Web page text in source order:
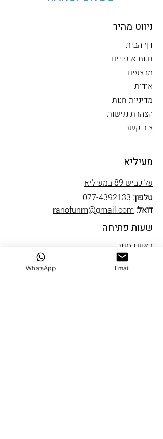
ניווט מהיר
דף הבית
חנות אופניים
מבצעים
אודות
מדיניות חנות
הצהרת נגישות
צור קשר
מעיליא
על כביש 89 במעיליא
טלפון: 077-4392133
דואל: ranofunm@gmail.com
שעות פתיחה
ראשון סגור
שני עד חמישי 10-19
WhatsApp Email